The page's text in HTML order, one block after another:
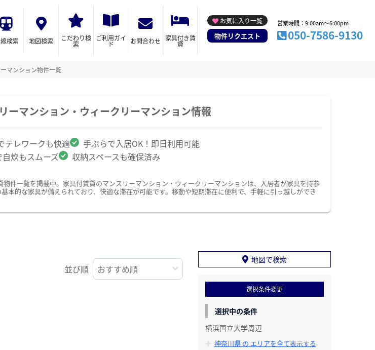
検索 地図検索 こだわり検
索
ご利用ガイ
ド お問合わせ 家具付き賃
貸
お気に入り一覧
物件リクエスト
営業時間：9:00am～6:00pm
050-7586-9130
マンション物件一覧
ーマンション・ウィークリーマンション情報
テレワークも快適
手ぶらで入居OK！即日利用可能
炊もスムーズ 収納スペースも確保済み
件一覧を掲載中。家具付賃貸のマンスリーマンション・ウィークリーマンションは、入居者が家具を持参
本的な家具が備えられており、快適な滞在が可能です。移動や短期滞在に便利で、手軽に引っ越しができ
並び順
地図で検索
選択条件変更
選択中の条件
横浜国立大学周辺
神奈川県 の エリアを全て表示する